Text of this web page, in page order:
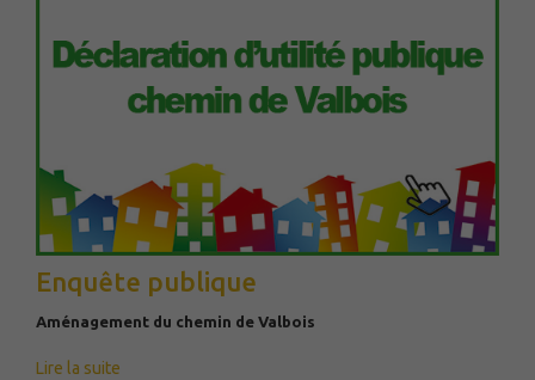
Enquête publique
Aménagement du chemin de Valbois
Lire la suite